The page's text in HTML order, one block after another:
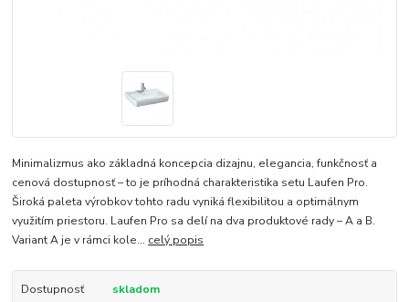
Minimalizmus ako základná koncepcia dizajnu, elegancia, funkčnosť a
cenová dostupnosť – to je príhodná charakteristika setu Laufen Pro.
Široká paleta výrobkov tohto radu vyniká flexibilitou a optimálnym
využitím priestoru. Laufen Pro sa delí na dva produktové rady – A a B.
Variant A je v rámci kole... celý popis
Dostupnosť
skladom